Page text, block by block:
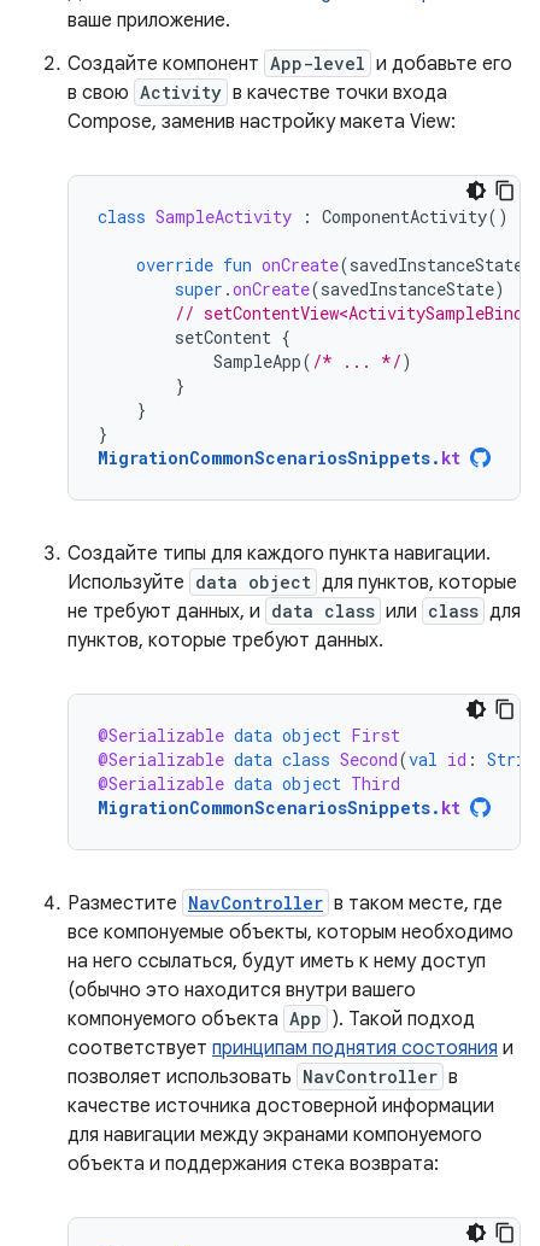
ваше приложение.
Создайте компонент App-level и добавьте его
в свою Activity в качестве точки входа
Compose, заменив настройку макета View:
class SampleActivity : ComponentActivity()
override fun onCreate(savedInstanceState
super .onCreate(savedInstanceState)
//
setContent {
SampleApp( /* ... */)
}
}
}
MigrationCommonScenariosSnippets. kt
Создайте типы для каждого пункта навигации.
Используйте data object для пунктов, которые
не требуют данных, и data class или class для
пунктов, которые требуют данных.
@Serializable data object First
@Serializable data class Second(val id :
@Serializable data object Third
MigrationCommonScenariosSnippets. kt
Разместите NavController в таком месте, где
все компонуемые объекты, которым необходимо
на него ссылаться, будут иметь к нему доступ
(обычно это находится внутри вашего
компонуемого объекта App ). Такой подход
соответствует принципам поднятия состояния и
позволяет использовать NavController в
качестве источника достоверной информации
для навигации между экранами компонуемого
объекта и поддержания стека возврата: